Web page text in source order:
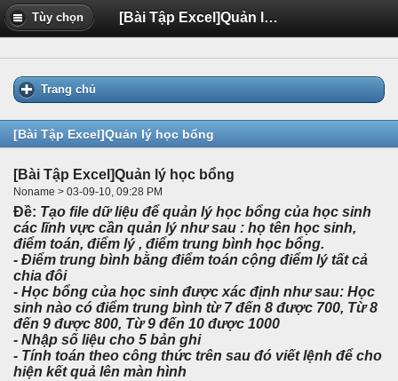
Tùy chọn [Bài Tập Excel]Quản lý học bổng
Trang chủ
[Bài Tập Excel]Quản lý học bổng
[Bài Tập Excel]Quản lý học bổng
Noname > 03-09-10, 09:28 PM
Đề: Tạo file dữ liệu để quản lý học bổng của học sinh
các lĩnh vực cần quản lý như sau : họ tên học sinh,
điểm toán, điểm lý , điểm trung bình học bổng.
- Điểm trung bình bằng điểm toán cộng điểm lý tất cả
chia đôi
- Học bổng của học sinh được xác định như sau: Học
sinh nào có điểm trung bình từ 7 đến 8 được 700, Từ 8
đến 9 được 800, Từ 9 đến 10 được 1000
- Nhập số liệu cho 5 bản ghi
- Tính toán theo công thức trên sau đó viết lệnh để cho
hiện kết quả lên màn hình